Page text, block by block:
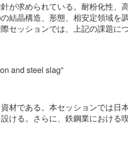
が求められている。耐粉化性、
結晶構造、形態、相安定領域を
セッションでは、上記の課題に
and steel slag”
材である。本セッションでは日
ける。さらに、鉄鋼業における